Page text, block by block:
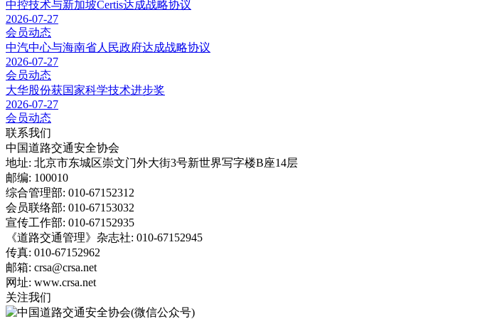
中控技术与新加坡Certis达成战略协议
2026-07-27
会员动态
中汽中心与海南省人民政府达成战略协议
2026-07-27
会员动态
大华股份获国家科学技术进步奖
2026-07-27
会员动态
联系我们
中国道路交通安全协会
地址: 北京市东城区崇文门外大街3号新世界写字楼B座14层
邮编: 100010
综合管理部: 010-67152312
会员联络部: 010-67153032
宣传工作部: 010-67152935
《道路交通管理》杂志社: 010-67152945
传真: 010-67152962
邮箱: crsa@crsa.net
网址: www.crsa.net
关注我们